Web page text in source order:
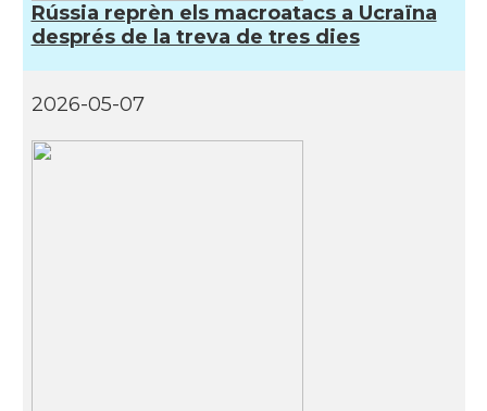
Rússia reprèn els macroatacs a Ucraïna
després de la treva de tres dies
2026-05-07